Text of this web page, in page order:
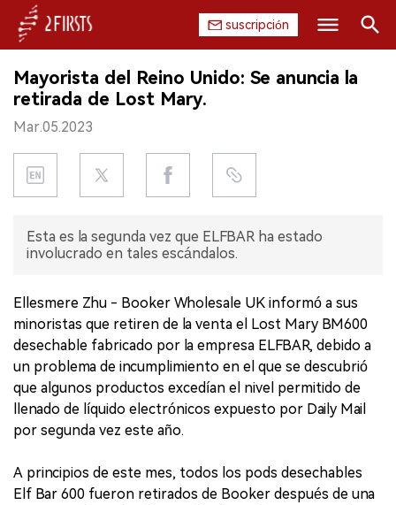
suscripción
INICIO
EMPRESA
PRODUCTO
CHINA
DATOS
EXPOSICIÓN
ENTREVISTA
Buscar
Mayorista del Reino Unido: Se anuncia la
retirada de Lost Mary.
Mar.05.2023
Esta es la segunda vez que ELFBAR ha estado
involucrado en tales escándalos.
Ellesmere Zhu - Booker Wholesale UK informó a sus
minoristas que retiren de la venta el Lost Mary BM600
desechable fabricado por la empresa ELFBAR, debido a
un problema de incumplimiento en el que se descubrió
que algunos productos excedían el nivel permitido de
llenado de líquido electrónicos expuesto por Daily Mail
por segunda vez este año.
A principios de este mes, todos los pods desechables
Elf Bar 600 fueron retirados de Booker después de una